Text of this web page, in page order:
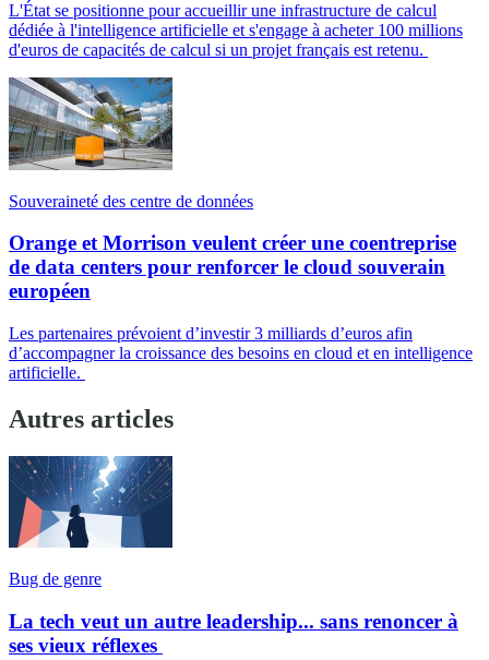
L'État se positionne pour accueillir une infrastructure de calcul
dédiée à l'intelligence artificielle et s'engage à acheter 100 millions
d'euros de capacités de calcul si un projet français est retenu.
Souveraineté des centre de données
Orange et Morrison veulent créer une coentreprise
de data centers pour renforcer le cloud souverain
européen
Les partenaires prévoient d’investir 3 milliards d’euros afin
d’accompagner la croissance des besoins en cloud et en intelligence
artificielle.
Autres articles
Bug de genre
La tech veut un autre leadership... sans renoncer à
ses vieux réflexes